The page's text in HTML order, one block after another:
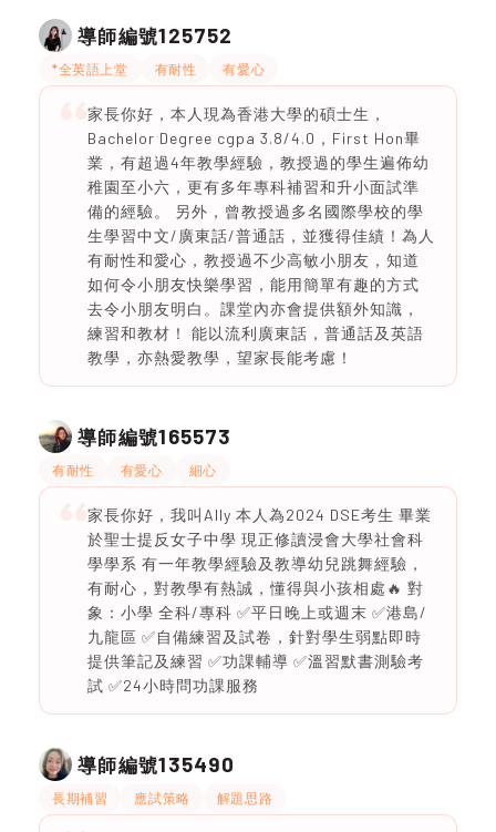
導師編號125752
*全英語上堂 有耐性 有愛心
家長你好，本人現為香港大學的碩士生，
Bachelor Degree cgpa 3.8/4.0，First Hon畢
業，有超過4年教學經驗，教授過的學生遍佈幼
稚園至小六，更有多年專科補習和升小面試準
備的經驗。 另外，曾教授過多名國際學校的學
生學習中文/廣東話/普通話，並獲得佳績！為人
有耐性和愛心，教授過不少高敏小朋友，知道
如何令小朋友快樂學習，能用簡單有趣的方式
去令小朋友明白。課堂內亦會提供額外知識，
練習和教材！ 能以流利廣東話，普通話及英語
教學，亦熱愛教學，望家長能考慮！
導師編號165573
有耐性 有愛心 細心
家長你好，我叫Ally 本人為2024 DSE考生 畢業
於聖士提反女子中學 現正修讀浸會大學社會科
學學系 有一年教學經驗及教導幼兒跳舞經驗，
有耐心，對教學有熱誠，懂得與小孩相處🔥 對
象：小學 全科/專科 ✅平日晚上或週末 ✅港島/
九龍區 ✅自備練習及試卷，針對學生弱點即時
提供筆記及練習 ✅功課輔導 ✅溫習默書測驗考
試 ✅24小時問功課服務
導師編號135490
長期補習 應試策略 解題思路